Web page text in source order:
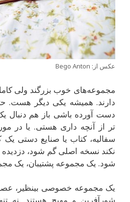
عکس از: Bego Anton
مجموعه‌های خوب بزرگند ولی
دارند. همیشه یکی دیگر هست.
دست آورده باشی باز هم دنبال
تر از آنچه داری هستی. یا در مور
سفالیه، کتاب یا صنایع دستی یک
نکند نسخه اصلی گم شود،
شود. یک مجموعه پشتیبان، یک
یک مجموعه خصوصی بینظیر،